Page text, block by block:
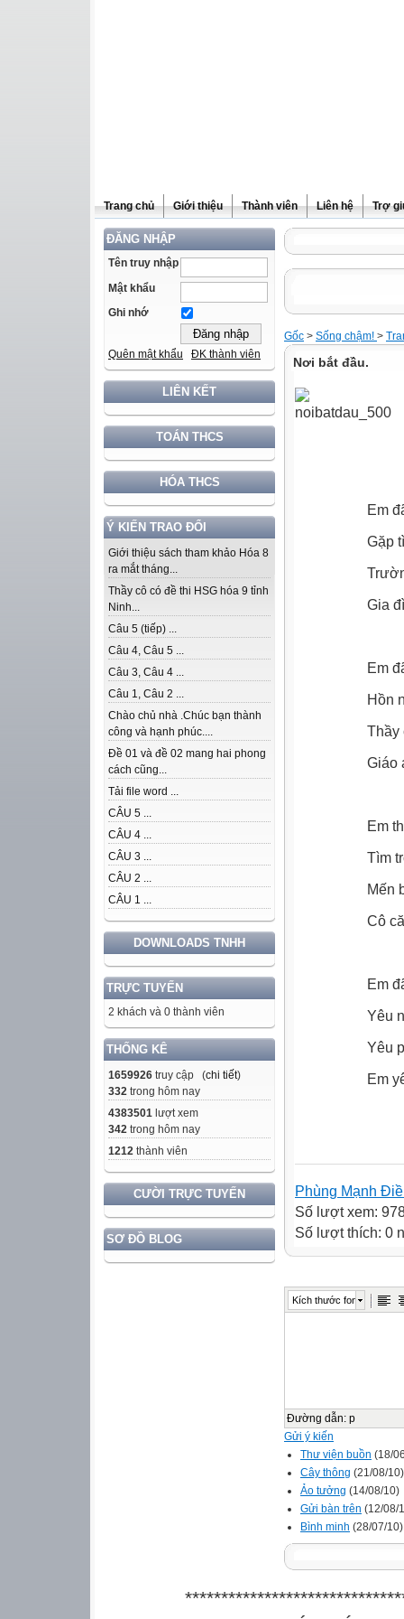
Trang chủ Giới thiệu Thành viên Liên hệ Trợ
ĐĂNG NHẬP
Tên truy nhập
Mật khẩu
Ghi nhớ
Quên mật khẩu ĐK thành viên
LIÊN KẾT
TOÁN THCS
HÓA THCS
Ý KIẾN TRAO ĐỔI
Giới thiệu sách tham khảo Hóa 8
ra mắt tháng...
Thầy cô có đề thi HSG hóa 9 tỉnh
Ninh...
Câu 5 (tiếp) ...
Câu 4, Câu 5 ...
Câu 3, Câu 4 ...
Câu 1, Câu 2 ...
Chào chủ nhà .Chúc bạn thành
công và hạnh phúc....
Đề 01 và đề 02 mang hai phong
cách cũng...
Tải file word ...
CÂU 5 ...
CÂU 4 ...
CÂU 3 ...
CÂU 2 ...
CÂU 1 ...
DOWNLOADS TNHH
TRỰC TUYẾN
2 khách và 0 thành viên
THỐNG KÊ
1659926 truy cập (chi tiết)
332 trong hôm nay
4383501 lượt xem
342 trong hôm nay
1212 thành viên
CƯỜI TRỰC TUYẾN
SƠ ĐỒ BLOG
Gốc > Sống chậm! >
Nơi bắt đầu.
Em
Gặp
Gia
Em
Hồn
Thầy
Giáo
Em
Tìm
Mến
Cô
Em
Yêu
Yêu
Em
Phùng Mạnh
Số lượt xem:
Số lượt thích: 0
Kích thước font
Đường dẫn: p
Gửi ý kiến
Thư viện buồn (18/
Cây thông (21/08/10)
Ảo tưởng (14/08/10)
Gửi bàn trên (12/08/
Bình minh (28/07/10)